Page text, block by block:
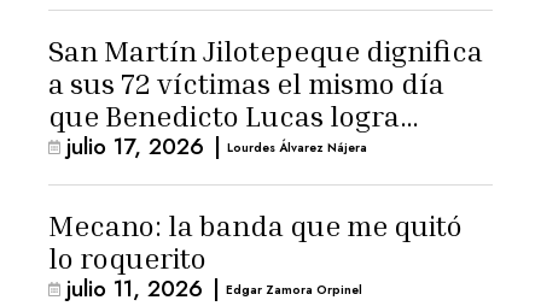
San Martín Jilotepeque dignifica
a sus 72 víctimas el mismo día
que Benedicto Lucas logra
arresto domiciliario
julio 17, 2026 | Lourdes Álvarez Nájera
Mecano: la banda que me quitó
lo roquerito
julio 11, 2026 | Edgar Zamora Orpinel